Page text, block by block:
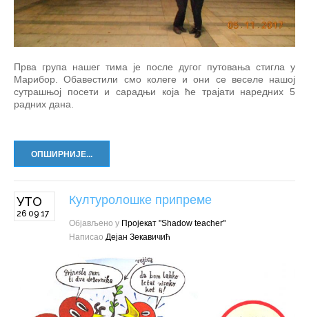
Прва група нашег тима је после дугог путовања стигла у
Марибор. Обавестили смо колеге и они се веселе нашој
сутрашњој посети и сарадњи која ће трајати наредних 5
радних дана.
ОПШИРНИЈЕ...
УТО
26 09 17
Културолошке припреме
Објављено у Пројекат "Shadow teacher"
Написао Дејан Зекавичић